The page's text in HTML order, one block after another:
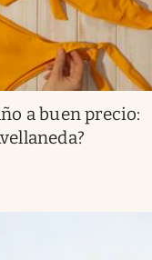
a buen precio: